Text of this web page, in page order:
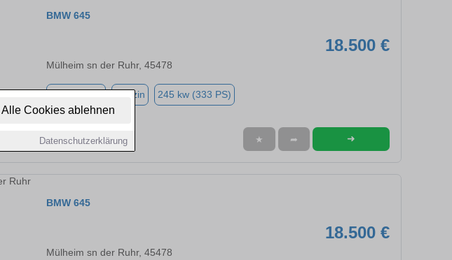
Alle Cookies ablehnen
Datenschutzerklärung
BMW 645
18.500 €
Mülheim sn der Ruhr, 45478
Benzin 245 kw (333 PS)
★ ➦ ➜
BMW 645
18.500 €
Mülheim sn der Ruhr, 45478